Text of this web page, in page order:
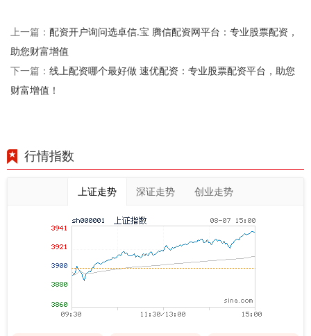
上一篇： 配资开户询问选卓信.宝 腾信配资网平台：专业股票配资，
助您财富增值
下一篇： 线上配资哪个最好做 速优配资：专业股票配资平台，助您
财富增值！
行情指数
上证走势 深证走势 创业走势